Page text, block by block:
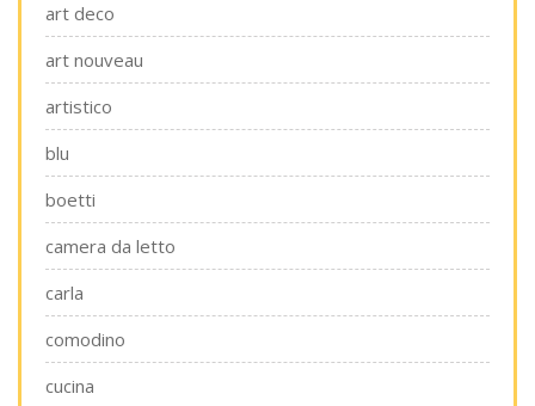
art deco
art nouveau
artistico
blu
boetti
camera da letto
carla
comodino
cucina